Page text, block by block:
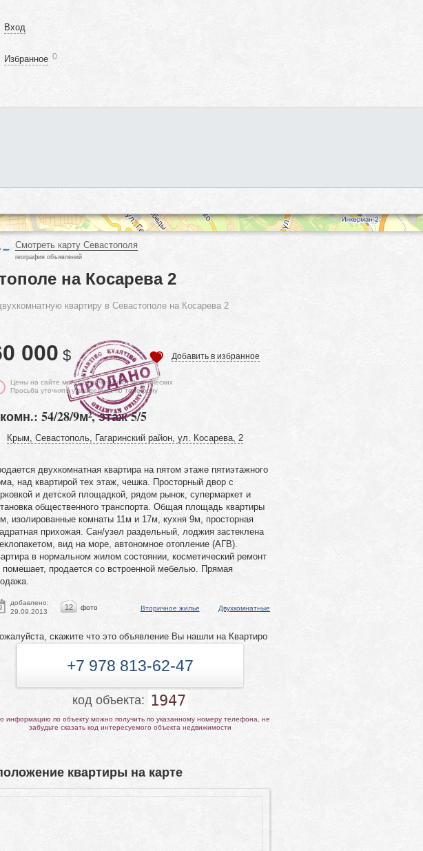
Вход
Избранное 0
Смотреть карту Севастополя
география объявлений
на Косарева 2
квартиру в Севастополе на Косарева 2
000 $ Добавить в избранное
Цены на сайте могут отличаться от фактических
Просьба уточнять у владельца по телефону
54/28/9м², этаж 5/5
Крым, Севастополь, Гагаринский район, ул. Косарева, 2
двухкомнатная квартира на пятом этаже пятиэтажного
над квартирой тех этаж, чешка. Просторный двор с
и детской площадкой, рядом рынок, супермаркет и
общественного транспорта. Общая площадь квартиры
изолированные комнаты 11м и 17м, кухня 9м, просторная
прихожая. Сан/узел раздельный, лоджия застеклена
вид на море, автономное отопление (АГВ).
в нормальном жилом состоянии, косметический ремонт
помешает, продается со встроенной мебелью. Прямая
добавлено:
29.09.2013
12 фото Вторичное жилье Двухкомнатные
скажите что это объявление Вы нашли на Квартиро
+7 978 813-62-47
код объекта: 1947
информацию по объекту можно получить по указанному номеру телефона, не
забудьте сказать код интересуемого объекта недвижимости
квартиры на карте